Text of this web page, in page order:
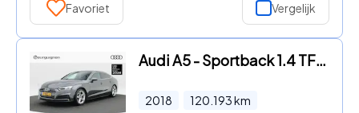
Favoriet Vergelijk
Audi A5 - Sportback 1.4 TFSi Sport S-line Edition 150 Pk Automaat | Sp
2018 120.193km